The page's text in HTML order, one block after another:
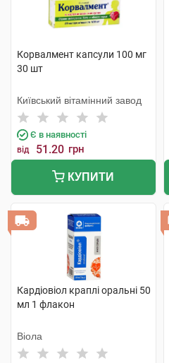
Корвалмент капсули 100 мг
30 шт
Київський вітамінний завод
Є в наявності
від 51.20 грн
КУПИТИ
Кардіовіол краплі оральні 50
мл 1 флакон
Віола